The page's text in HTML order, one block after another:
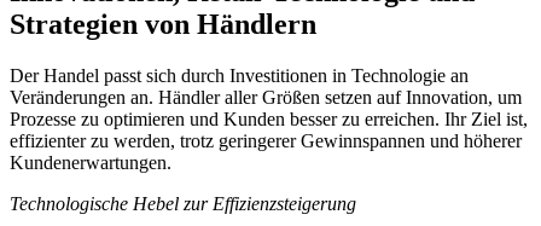
Strategien von Händlern
Der Handel passt sich durch Investitionen in Technologie an
Veränderungen an. Händler aller Größen setzen auf Innovation, um
Prozesse zu optimieren und Kunden besser zu erreichen. Ihr Ziel ist,
effizienter zu werden, trotz geringerer Gewinnspannen und höherer
Kundenerwartungen.
Technologische Hebel zur Effizienzsteigerung